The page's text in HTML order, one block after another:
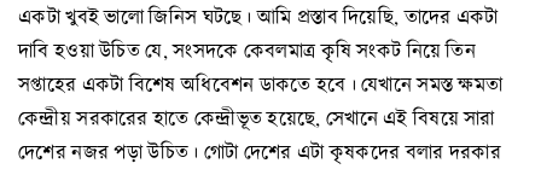
একটা খুবই ভালো জিনিস ঘটছে। আমি প্রস্তাব দিয়েছি, তাদের একটা
দাবি হওয়া উচিত যে, সংসদকে কেবলমাত্র কৃষি সংকট নিয়ে তিন
সপ্তাহের একটা বিশেষ অধিবেশন ডাকতে হবে। যেখানে সমস্ত ক্ষমতা
কেন্দ্রীয় সরকারের হাতে কেন্দ্রীভূত হয়েছে, সেখানে এই বিষয়ে সারা
দেশের নজর পড়া উচিত। গোটা দেশের এটা কৃষকদের বলার দরকার